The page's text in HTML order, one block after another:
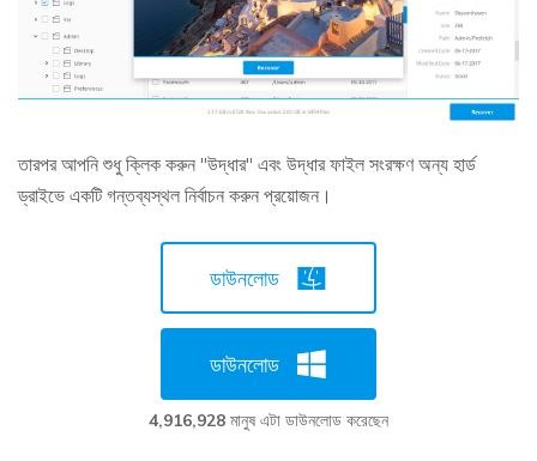
তারপর আপনি শুধু ক্লিক করুন "উদ্ধার" এবং উদ্ধার ফাইল সংরক্ষণ অন্য হার্ড
ড্রাইভে একটি গন্তব্যস্থল নির্বাচন করুন প্রয়োজন।
ডাউনলোড
ডাউনলোড
4,916,928 মানুষ এটা ডাউনলোড করেছেন